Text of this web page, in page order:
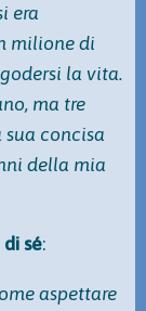
era
milione di
la vita.
ma tre
concisa
della mia
sé:
aspettare